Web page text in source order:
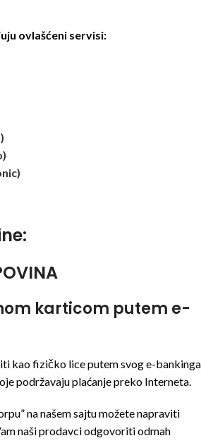
ovlašćeni servisi:
karticom putem e-
kao fizičko lice putem svog e-bankinga
podržavaju plaćanje preko Interneta.
na našem sajtu možete napraviti
naši prodavci odgovoriti odmah